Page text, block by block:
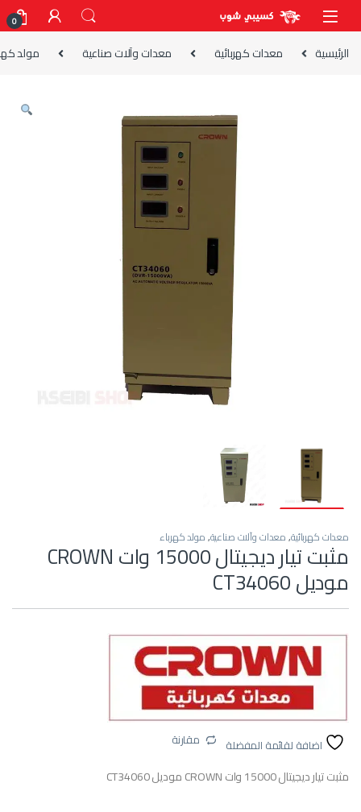
Skip to navigation
Skip to content
0
الرئيسية معدات كهربائية معدات وآلات صناعية مولد
معدات كهربائية,معدات وآلات صناعية,مولد كهرباء
مثبت تيار ديجيتال 15000 وات CROWN
موديل CT34060
اضافة لقائمة المفضلة مقارنة
مثبت تيار ديجيتال 15000 وات CROWN موديل CT34060